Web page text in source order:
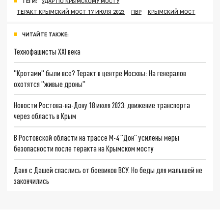
ТЕРАКТ КРЫМСКИЙ МОСТ 17 ИЮЛЯ 2023
ПВР КРЫМСКИЙ МОСТ
ЧИТАЙТЕ ТАКЖЕ:
Технофашисты XXI века
"Кротами" были все? Теракт в центре Москвы: На генералов
охотятся "живые дроны"
Новости Ростова-на-Дону 18 июля 2023: движение транспорта
через область в Крым
В Ростовской области на трассе М-4 "Дон" усилены меры
безопасности после теракта на Крымском мосту
Даня с Дашей спаслись от боевиков ВСУ. Но беды для малышей не
закончились